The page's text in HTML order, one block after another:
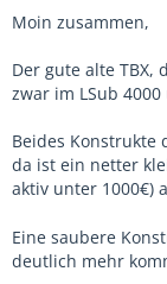
Moin zusammen,
Der gute alte TBX,
zwar im LSub
Beides Konstrukte
da ist ein netter
aktiv unter 1000€)
Eine saubere
deutlich mehr